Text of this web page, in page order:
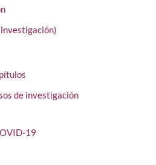
de investigación
19